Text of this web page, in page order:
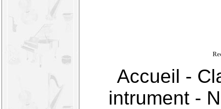
Accueil -
intrument-